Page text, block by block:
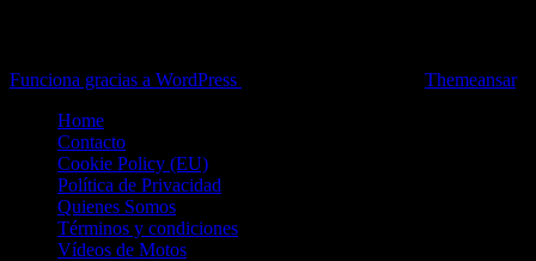
Funciona gracias a WordPress
Themeansar.
Home
Contacto
Cookie Policy (EU)
Política de Privacidad
Quienes Somos
Términos y condiciones
Vídeos de Motos